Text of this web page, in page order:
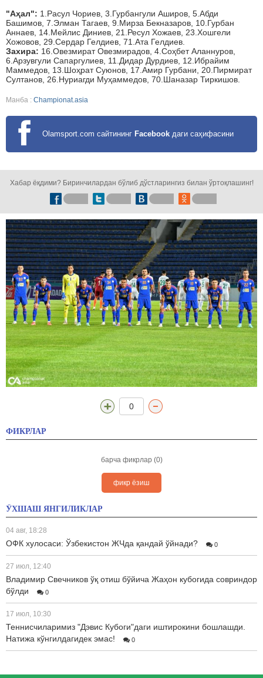
"Аҳал": 1.Расул Чориев, 3.Гурбангули Аширов, 5.Абди
Башимов, 7.Элман Тагаев, 9.Мирза Бекназаров, 10.Гурбан
Аннаев, 14.Мейлис Диниев, 21.Ресул Хожаев, 23.Хошгели
Хожовов, 29.Сердар Гелдиев, 71.Ата Гелдиев.
Захира: 16.Овезмират Овезмирадов, 4.Соҳбет Аланнуров,
6.Арзувгули Сапаргулиев, 11.Дидар Дурдиев, 12.Ибрайим
Маммедов, 13.Шоҳрат Суюнов, 17.Амир Гурбани, 20.Пирмират
Султанов, 26.Нуриагди Муҳаммедов, 70.Шаназар Тиркишов.
Манба : Championat.asia
Olamsport.com сайтининг Facebook даги саҳифасини
Хабар ёқдими? Биринчилардан бўлиб дўстларингиз билан ўртоқлашинг!
0
ФИКРЛАР
барча фикрлар (0)
фикр ёзиш
ЎХШАШ ЯНГИЛИКЛАР
04 авг, 18:28
ОФК хулосаси: Ўзбекистон ЖЧда қандай ўйнади? 0
27 июл, 12:40
Владимир Свечников ўқ отиш бўйича Жаҳон кубогида совриндор
бўлди
0
17 июл, 10:30
Теннисчиларимиз "Дэвис Кубоги"даги иштирокини бошлашди.
Натижа кўнгилдагидек эмас!
0